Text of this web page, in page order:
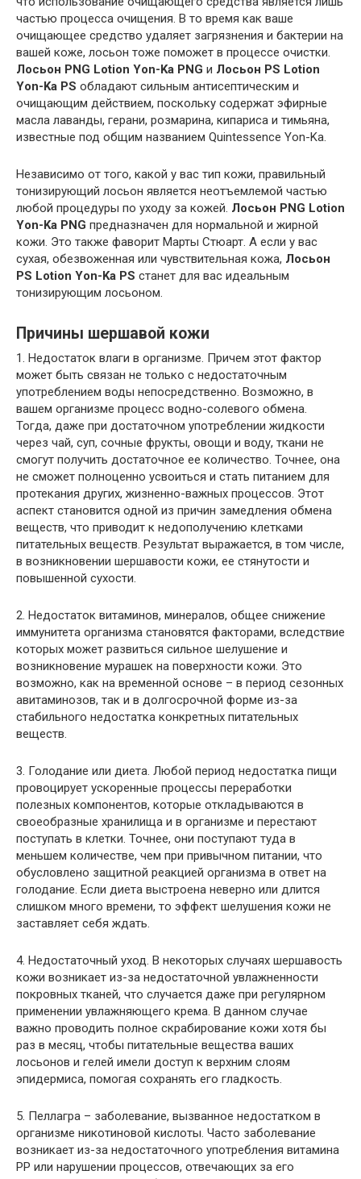
частью процесса очищения. В то время как ваше
очищающее средство удаляет загрязнения и бактерии на
вашей коже, лосьон тоже поможет в процессе очистки.
Лосьон PNG Lotion Yon-Ka PNG и Лосьон PS Lotion
Yon-Ka PS обладают сильным антисептическим и
очищающим действием, поскольку содержат эфирные
масла лаванды, герани, розмарина, кипариса и тимьяна,
известные под общим названием Quintessence Yon-Ka.
Независимо от того, какой у вас тип кожи, правильный
тонизирующий лосьон является неотъемлемой частью
любой процедуры по уходу за кожей. Лосьон PNG Lotion
Yon-Ka PNG предназначен для нормальной и жирной
кожи. Это также фаворит Марты Стюарт. А если у вас
сухая, обезвоженная или чувствительная кожа, Лосьон
PS Lotion Yon-Ka PS станет для вас идеальным
тонизирующим лосьоном.
Причины шершавой кожи
1. Недостаток влаги в организме. Причем этот фактор
может быть связан не только с недостаточным
употреблением воды непосредственно. Возможно, в
вашем организме процесс водно-солевого обмена.
Тогда, даже при достаточном употреблении жидкости
через чай, суп, сочные фрукты, овощи и воду, ткани не
смогут получить достаточное ее количество. Точнее, она
не сможет полноценно усвоиться и стать питанием для
протекания других, жизненно-важных процессов. Этот
аспект становится одной из причин замедления обмена
веществ, что приводит к недополучению клетками
питательных веществ. Результат выражается, в том числе,
в возникновении шершавости кожи, ее стянутости и
повышенной сухости.
2. Недостаток витаминов, минералов, общее снижение
иммунитета организма становятся факторами, вследствие
которых может развиться сильное шелушение и
возникновение мурашек на поверхности кожи. Это
возможно, как на временной основе – в период сезонных
авитаминозов, так и в долгосрочной форме из-за
стабильного недостатка конкретных питательных
веществ.
3. Голодание или диета. Любой период недостатка пищи
провоцирует ускоренные процессы переработки
полезных компонентов, которые откладываются в
своеобразные хранилища и в организме и перестают
поступать в клетки. Точнее, они поступают туда в
меньшем количестве, чем при привычном питании, что
обусловлено защитной реакцией организма в ответ на
голодание. Если диета выстроена неверно или длится
слишком много времени, то эффект шелушения кожи не
заставляет себя ждать.
4. Недостаточный уход. В некоторых случаях шершавость
кожи возникает из-за недостаточной увлажненности
покровных тканей, что случается даже при регулярном
применении увлажняющего крема. В данном случае
важно проводить полное скрабирование кожи хотя бы
раз в месяц, чтобы питательные вещества ваших
лосьонов и гелей имели доступ к верхним слоям
эпидермиса, помогая сохранять его гладкость.
5. Пеллагра – заболевание, вызванное недостатком в
организме никотиновой кислоты. Часто заболевание
возникает из-за недостаточного употребления витамина
РР или нарушении процессов, отвечающих за его